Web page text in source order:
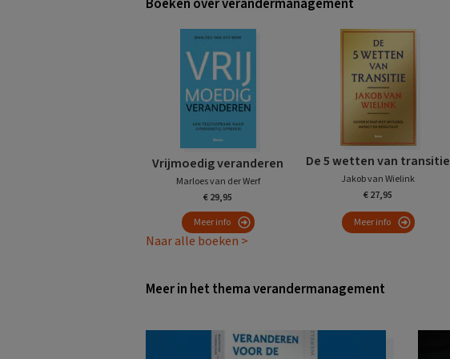
Vrijmoedig veranderen
Marloes van der Werf
€ 29,95
Meer info
De 5 wetten van transitie
Jakob van Wielink
€ 27,95
Meer info
Naar alle boeken >
Meer in het thema verandermanagement